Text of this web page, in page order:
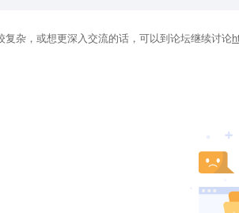
复杂，或想更深入交流的话，可以到论坛继续讨论